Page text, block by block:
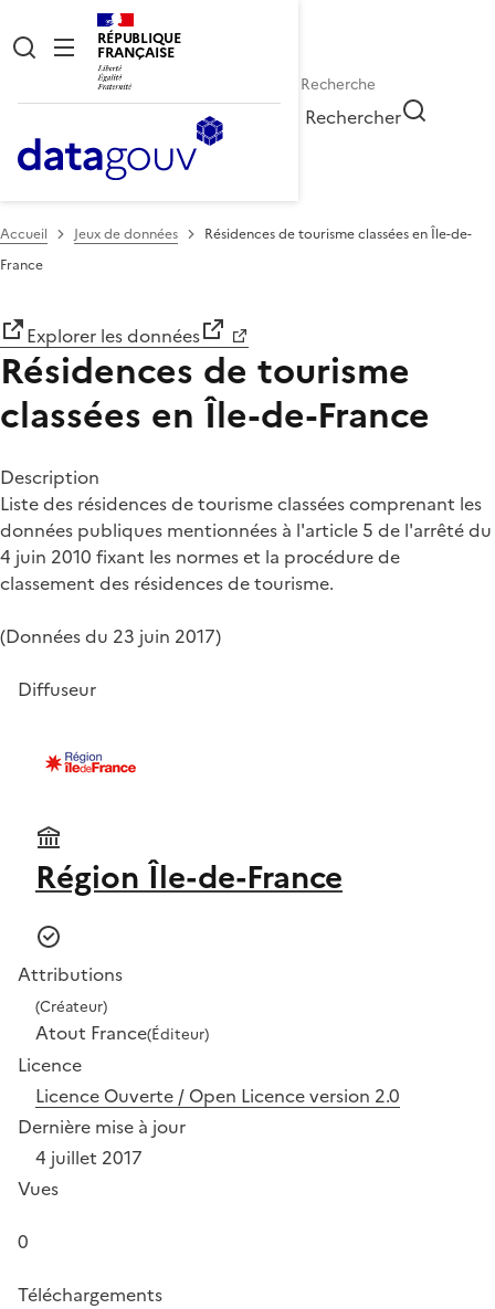
RÉPUBLIQUE
FRANÇAISE
Rechercher
Accueil Jeux de données
Résidences de tourisme classées en Île-de-
France
Explorer les données
Résidences de tourisme
classées en Île-de-France
Description
Liste des résidences de tourisme classées comprenant les
données publiques mentionnées à l'article 5 de l'arrêté du
4 juin 2010 fixant les normes et la procédure de
classement des résidences de tourisme.
(Données du 23 juin 2017)
Diffuseur
Région Île-de-France
Attributions
(Créateur)
Atout France(Éditeur)
Licence
Licence Ouverte / Open Licence version 2.0
Dernière mise à jour
4 juillet 2017
Vues
0
Téléchargements